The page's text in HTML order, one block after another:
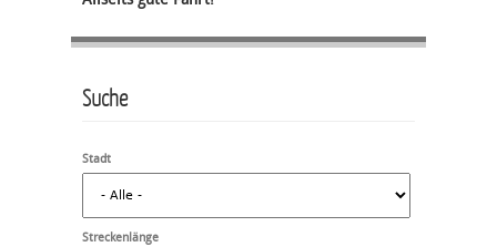
Suche
Stadt
Streckenlänge